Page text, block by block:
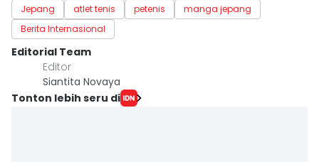
Jepang atlet tenis petenis
manga jepang
Berita Internasional
Editorial Team
Editor
Siantita Novaya
Tonton lebih seru di